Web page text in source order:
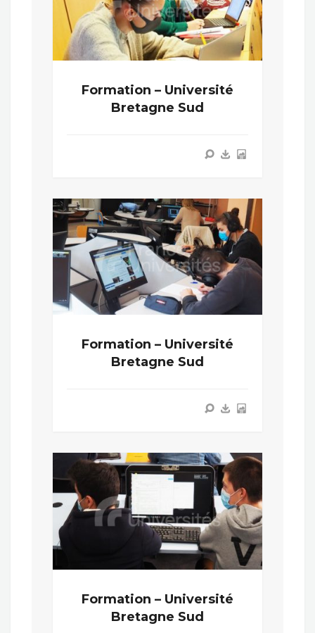
Formation – Université
Bretagne Sud
Formation – Université
Bretagne Sud
Formation – Université
Bretagne Sud